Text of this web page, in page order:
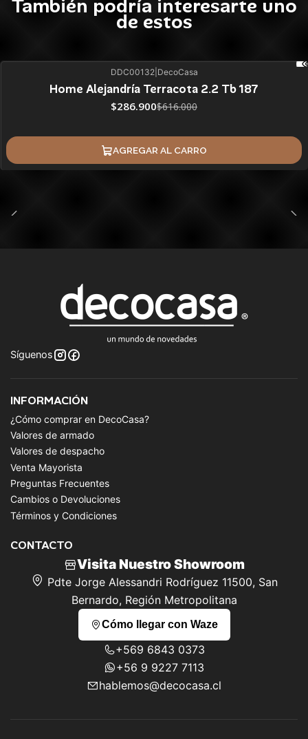
También podría interesarte uno
de estos
DDC00132| DecoCasa
Home Alejandría Terracota 2.2 Tb 187
$286.900$616.000
AGREGAR AL CARRO
Síguenos
INFORMACIÓN
¿Cómo comprar en DecoCasa?
Valores de armado
Valores de despacho
Venta Mayorista
Preguntas Frecuentes
Cambios o Devoluciones
Términos y Condiciones
CONTACTO
Visita Nuestro Showroom
Pdte Jorge Alessandri Rodríguez 11500, San
Bernardo, Región Metropolitana
Cómo llegar con Waze
+569 6843 0373
+56 9 9227 7113
hablemos@decocasa.cl